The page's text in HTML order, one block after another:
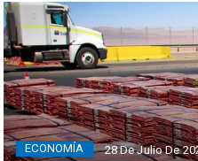
ECONOMÍA 28 De Julio De